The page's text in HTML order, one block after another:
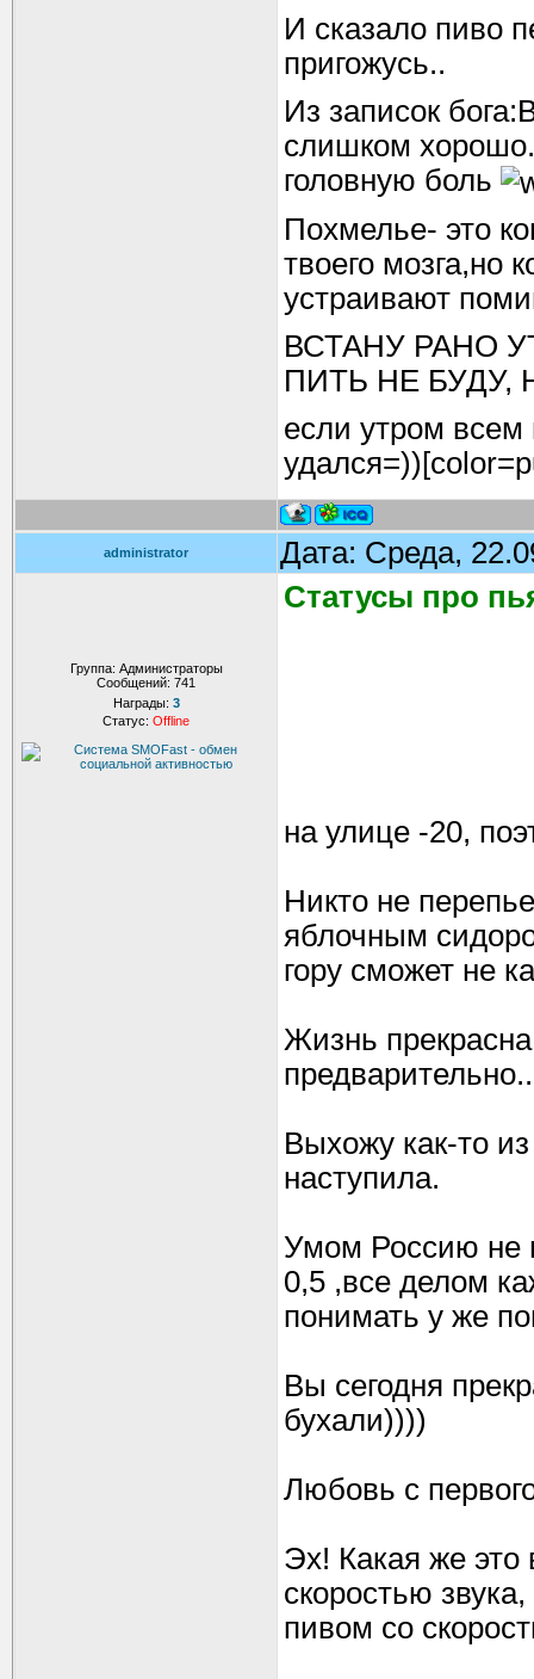
И сказало пиво
пригожусь..
Из записок
слишком
головную боль
Похмелье- это
твоего мозга,но
устраивают
ВСТАНУ РАНО
ПИТЬ НЕ
если утром всем
administrator Дата: Среда,
Группа: Администраторы
Сообщений: 741
Награды: 3
Статус: Offline
Статусы про
на улице -20,
Никто не
яблочным
гору сможет не
Жизнь
Выхожу как-то
наступила.
Умом Россию не
0,5 ,все делом
понимать у же
Вы сегодня
бухали))))
Любовь с
Эх! Какая же это
скоростью
пивом со